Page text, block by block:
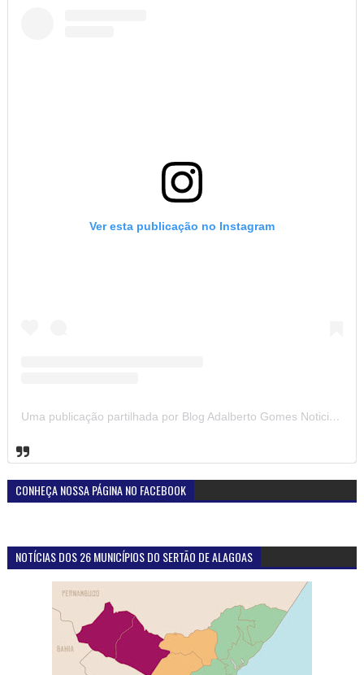
Ver esta publicação no Instagram
Uma publicação partilhada por Blog Adalberto Gomes Noticias (@blogadalbertogomesnoticiass)
CONHEÇA NOSSA PÁGINA NO FACEBOOK
NOTÍCIAS DOS 26 MUNICÍPIOS DO SERTÃO DE ALAGOAS